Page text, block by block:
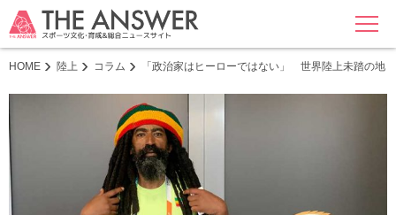
MENU
HOME 陸上 コラム 「政治家はヒーローではない」 世界陸上未踏の地